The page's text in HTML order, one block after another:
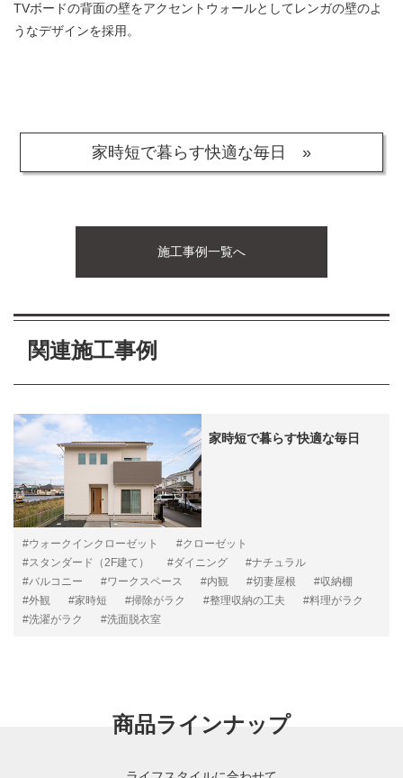
TVボードの背面の壁をアクセントウォールとしてレンガの壁のよ
うなデザインを採用。
家時短で暮らす快適な毎日 »
施工事例一覧へ
関連施工事例
家時短で暮らす快適な毎日
#ウォークインクローゼット
#クローゼット
#スタンダード（2F建て）
#ダイニング
#ナチュラル
#バルコニー
#ワークスペース #内観 #切妻屋根
#収納棚
#外観
#家時短 #掃除がラク #整理収納の工夫
#料理がラク
#洗濯がラク
#洗面脱衣室
商品ラインナップ